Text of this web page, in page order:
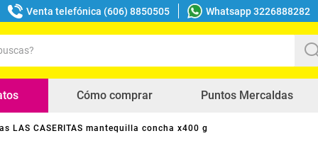
Venta telefónica (606) 8850505 Whatsapp 3226888282
Cómo comprar Puntos Mercaldas
LAS CASERITAS mantequilla concha x400 g
buscados